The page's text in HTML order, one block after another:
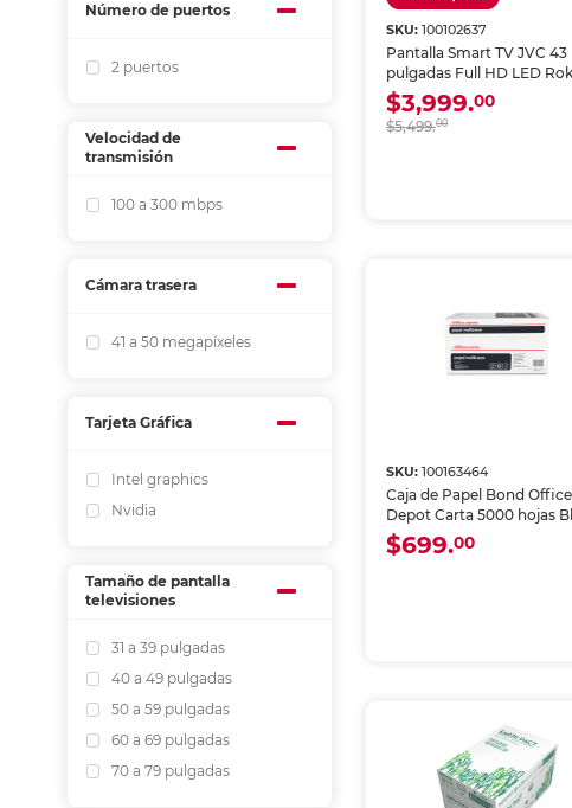
Número de puertos
2 puertos
Velocidad de
transmisión
100 a 300 mbps
Cámara trasera
41 a 50 megapíxeles
Tarjeta Gráfica
Intel graphics
Nvidia
Tamaño de pantalla
televisiones
31 a 39 pulgadas
40 a 49 pulgadas
50 a 59 pulgadas
60 a 69 pulgadas
70 a 79 pulgadas
SKU:100102637
Pantalla Smart TV JVC 43
pulgadas Full HD LED
Frameless SI43FRF
$3,999.00
$5,499.00
SKU:100163464
Caja de Papel Bond Office
Depot Carta 5000 hojas
$699.00